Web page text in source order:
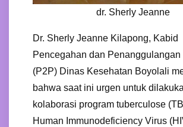
dr. Sherly Jeanne
Dr. Sherly Jeanne Kilapong, Kabid
Pencegahan dan
(P2P) Dinas Kesehatan Boyolali
bahwa saat ini urgen untuk
kolaborasi program tuberculose
Human Immunodeficiency Virus